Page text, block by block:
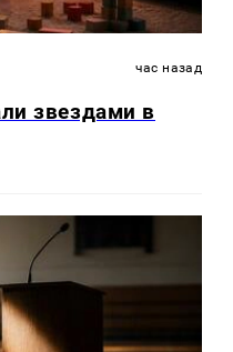
час назад
звездами в